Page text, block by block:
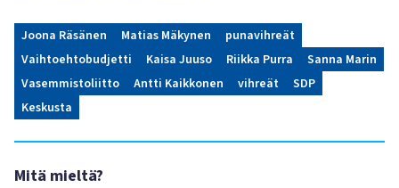
Joona Räsänen Matias Mäkynen
punavihreät
Vaihtoehtobudjetti
Kaisa Juuso Riikka Purra
Sanna Marin
Vasemmistoliitto
Antti Kaikkonen vihreät
SDP
Keskusta
Mitä mieltä?